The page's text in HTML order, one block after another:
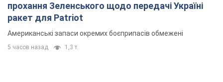
прохання Зеленського щодо передачі Україні
ракет для Patriot
Американські запаси окремих боєприпасів обмежені
5 часов назад 1,3 т.